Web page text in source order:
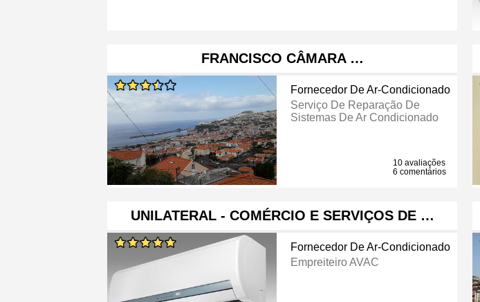
FRANCISCO CÂMARA …
Fornecedor De Ar-Condicionado
Serviço De Reparação De
Sistemas De Ar Condicionado
10 avaliações
6 comentários
UNILATERAL - COMÉRCIO E SERVIÇOS DE …
Fornecedor De Ar-Condicionado
Empreiteiro AVAC